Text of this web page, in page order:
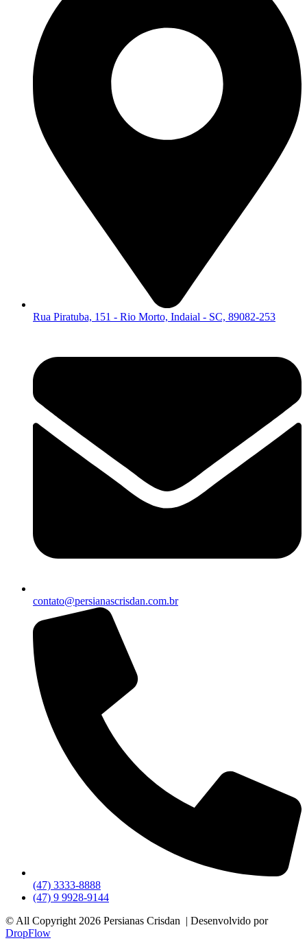
Rua Piratuba, 151 - Rio Morto, Indaial - SC, 89082-253
contato@persianascrisdan.com.br
(47) 3333-8888
(47) 9 9928-9144
© All Copyright 2026 Persianas Crisdan | Desenvolvido por
DropFlow